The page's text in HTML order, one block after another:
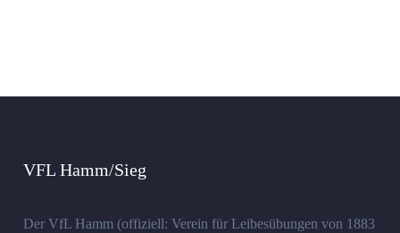
VFL Hamm/Sieg
Der VfL Hamm (offiziell: Verein für Leibesübungen von 1883